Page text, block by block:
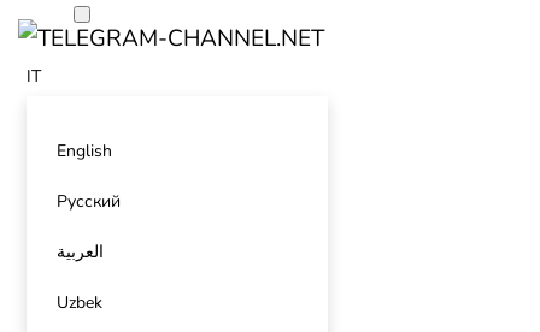
IT
English
Русский
العربية
Uzbek